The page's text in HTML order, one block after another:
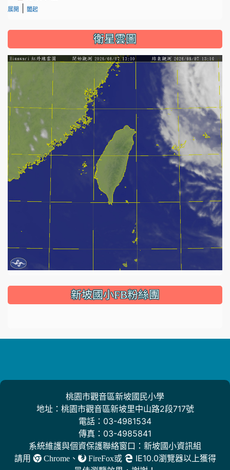
展開 闔起
衛星雲圖
::: 新坡國小FB粉絲團
桃園市觀音區新坡國民小學
地址：桃園市觀音區新坡里中山路2段717號
電話：03-4981534
傳真：03-4985841
系統維護與個資保護聯絡窗口：新坡國小資訊組
請用
Chrome、 FireFox或
IE10.0瀏覽器以上獲得